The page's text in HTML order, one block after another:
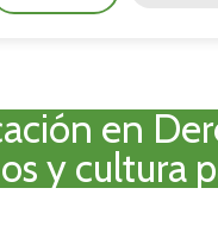
en
y cultura